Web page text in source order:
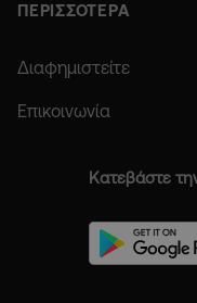
ΠΕΡΙΣΣΟΤΕΡΑ
Διαφημιστείτε
Επικοινωνία
Κατεβάστε